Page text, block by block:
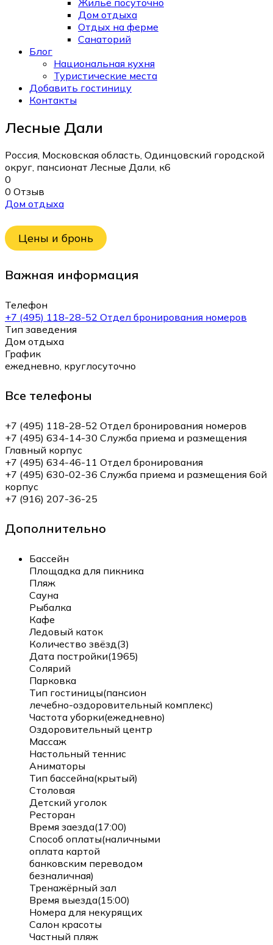
Жильё посуточно
Дом отдыха
Отдых на ферме
Санаторий
Блог
Национальная кухня
Туристические места
Добавить гостиницу
Контакты
Лесные Дали
Россия, Московская область, Одинцовский городской
округ, пансионат Лесные Дали, к6
0
0 Отзыв
Дом отдыха
Цены и бронь
Важная информация
Телефон
+7 (495) 118-28-52 Отдел бронирования номеров
Тип заведения
Дом отдыха
График
ежедневно, круглосуточно
Все телефоны
+7 (495) 118-28-52 Отдел бронирования номеров
+7 (495) 634-14-30 Служба приема и размещения
Главный корпус
+7 (495) 634-46-11 Отдел бронирования
+7 (495) 630-02-36 Служба приема и размещения 6ой
корпус
+7 (916) 207-36-25
Дополнительно
Бассейн
Площадка для пикника
Пляж
Сауна
Рыбалка
Кафе
Ледовый каток
Количество звёзд(3)
Дата постройки(1965)
Солярий
Парковка
Тип гостиницы(пансион
лечебно-оздоровительный комплекс)
Частота уборки(ежедневно)
Оздоровительный центр
Массаж
Настольный теннис
Аниматоры
Тип бассейна(крытый)
Столовая
Детский уголок
Ресторан
Время заезда(17:00)
Способ оплаты(наличными
оплата картой
банковским переводом
безналичная)
Тренажёрный зал
Время выезда(15:00)
Номера для некурящих
Салон красоты
Частный пляж